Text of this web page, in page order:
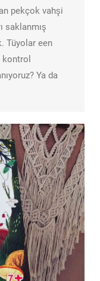
pekçok vahşi
saklanmış
Tüyolar een
Ya da